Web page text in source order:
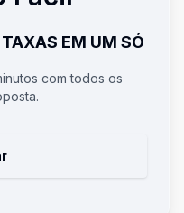
EM UM SÓ
com todos os